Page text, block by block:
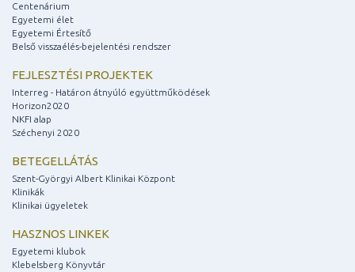
Centenárium
Egyetemi élet
Egyetemi Értesítő
Belső visszaélés-bejelentési rendszer
FEJLESZTÉSI PROJEKTEK
Interreg - Határon átnyúló együttműködések
Horizon2020
NKFI alap
Széchenyi 2020
BETEGELLÁTÁS
Szent-Györgyi Albert Klinikai Központ
Klinikák
Klinikai ügyeletek
HASZNOS LINKEK
Egyetemi klubok
Klebelsberg Könyvtár